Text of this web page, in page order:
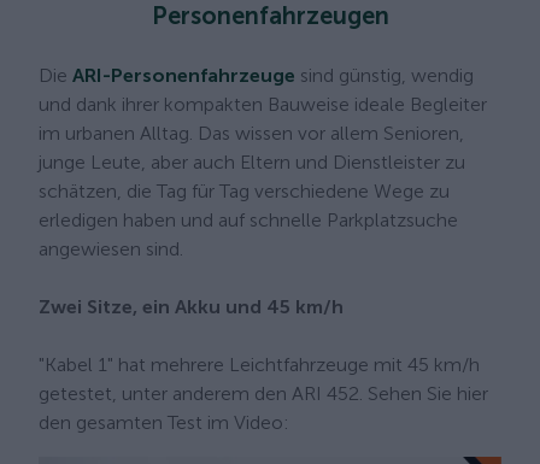
Personenfahrzeugen
Die ARI-Personenfahrzeuge sind günstig, wendig
und dank ihrer kompakten Bauweise ideale Begleiter
im urbanen Alltag. Das wissen vor allem Senioren,
junge Leute, aber auch Eltern und Dienstleister zu
schätzen, die Tag für Tag verschiedene Wege zu
erledigen haben und auf schnelle Parkplatzsuche
angewiesen sind.
Zwei Sitze, ein Akku und 45 km/h
"Kabel 1" hat mehrere Leichtfahrzeuge mit 45 km/h
getestet, unter anderem den ARI 452. Sehen Sie hier
den gesamten Test im Video: